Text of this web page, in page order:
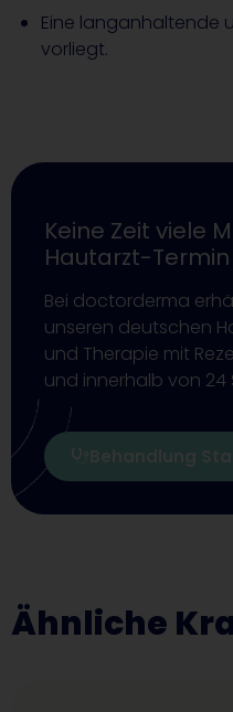
Eine langanhaltende
vorliegt.
Keine Zeit viele
Hautarzt-
Bei doctorderma
unseren deutschen
und Therapie mit
und innerhalb von
Behandlung
Ähnliche